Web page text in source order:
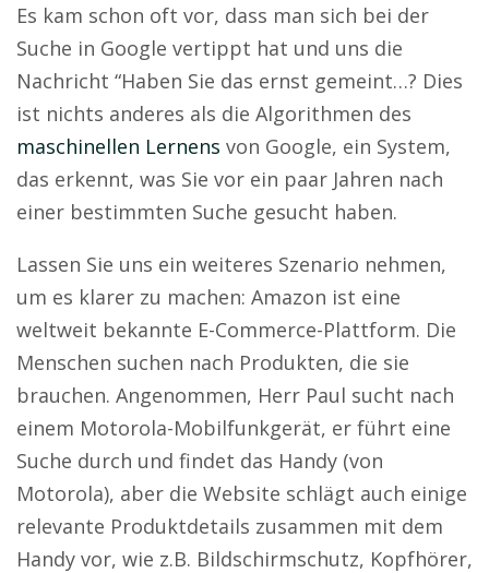
Es kam schon oft vor, dass man sich bei der
Suche in Google vertippt hat und uns die
Nachricht “Haben Sie das ernst gemeint…? Dies
ist nichts anderes als die Algorithmen des
maschinellen Lernens von Google, ein System,
das erkennt, was Sie vor ein paar Jahren nach
einer bestimmten Suche gesucht haben.
Lassen Sie uns ein weiteres Szenario nehmen,
um es klarer zu machen: Amazon ist eine
weltweit bekannte E-Commerce-Plattform. Die
Menschen suchen nach Produkten, die sie
brauchen. Angenommen, Herr Paul sucht nach
einem Motorola-Mobilfunkgerät, er führt eine
Suche durch und findet das Handy (von
Motorola), aber die Website schlägt auch einige
relevante Produktdetails zusammen mit dem
Handy vor, wie z.B. Bildschirmschutz, Kopfhörer,